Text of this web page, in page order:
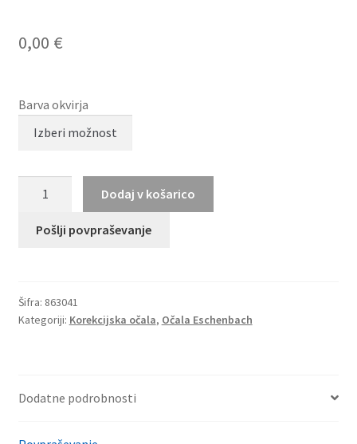
0,00 €
Barva okvirja
količina
Dodaj v košarico
Pošlji povpraševanje
Šifra: 863041
Kategoriji: Korekcijska očala, Očala Eschenbach
Dodatne podrobnosti